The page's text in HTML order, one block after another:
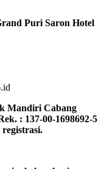
Puri Saron Hotel
Mandiri Cabang
: 137-00-1698692-5